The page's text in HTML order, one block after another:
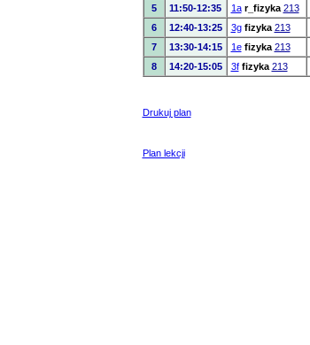
5
11:50-12:35 1a r_fizyka 213
6
12:40-13:25 3g fizyka 213
7
13:30-14:15 1e fizyka 213
8
14:20-15:05 3f fizyka 213
Drukuj plan
Plan lekcji